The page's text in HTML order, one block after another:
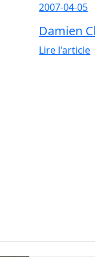
2007-04-05
Damien
Lire l'article